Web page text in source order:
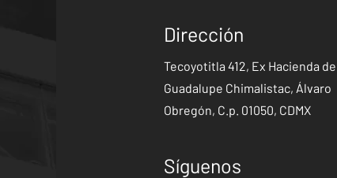
Dirección
Tecoyotitla 412, Ex Hacienda de
Guadalupe Chimalistac, Álvaro
Obregón, C.p. 01050, CDMX
Síguenos